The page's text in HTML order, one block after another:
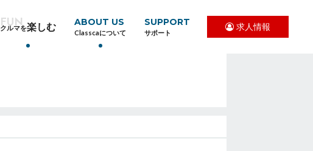
クルマを楽しむ ABOUT US
Classcaについて
SUPPORT
サポート
求人情報